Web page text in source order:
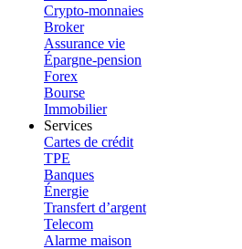
Crypto-monnaies
Broker
Assurance vie
Épargne-pension
Forex
Bourse
Immobilier
Services
Cartes de crédit
TPE
Banques
Énergie
Transfert d’argent
Telecom
Alarme maison